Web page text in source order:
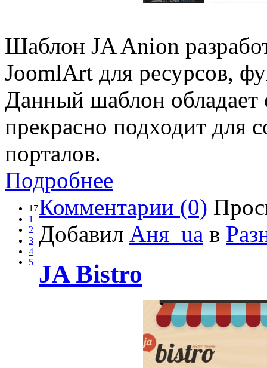
Шаблон JA Anion
JoomlArt для ресурсов,
Данный шаблон обладает
прекрасно подходит для
порталов.
Подробнее
17
1
2
3
4
5
Комментарии (0)
Добавил Аня_ua в
JA Bistro